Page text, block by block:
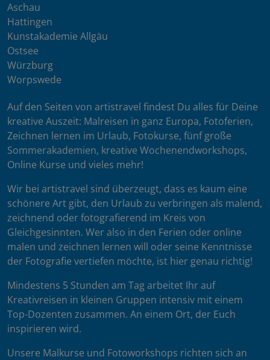
Aschau
Hattingen
Kunstakademie Allgäu
Ostsee
Würzburg
Worpswede
Auf den Seiten von artistravel findest Du alles für Deine
kreative Auszeit: Malreisen in ganz Europa, Fotoferien,
Zeichnen lernen im Urlaub, Fotokurse, fünf große
Sommerakademien, kreative Wochenendworkshops,
Online Kurse und vieles mehr!
Wir bei artistravel sind überzeugt, dass es kaum eine
schönere Art gibt, den Urlaub zu verbringen als malend,
zeichnend oder fotografierend im Kreis von
Gleichgesinnten. Wer also in den Ferien oder online
malen und zeichnen lernen will oder seine Kenntnisse
der Fotografie vertiefen möchte, ist hier genau richtig!
Mindestens 5 Stunden am Tag arbeitet Ihr auf
Kreativreisen in kleinen Gruppen intensiv mit einem
Top-Dozenten zusammen. An einem Ort, der Euch
inspirieren wird.
Unsere Malkurse und Fotoworkshops richten sich an